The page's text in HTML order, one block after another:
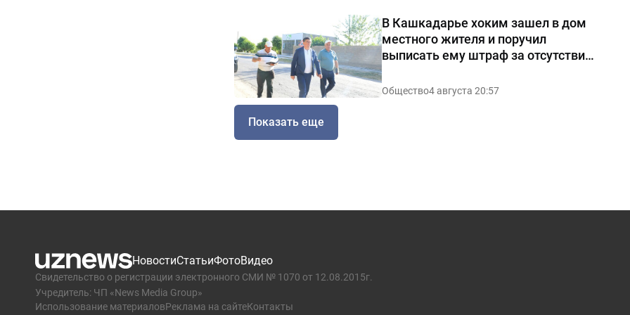
В Кашкадарье хоким зашел в дом
местного жителя и поручил
выписать ему штраф за отсутствие
чистоты — видео
Общество4 августа 20:57
Показать еще
НовостиСтатьиФотоВидео
Свидетельство о регистрации электронного СМИ № 1070 от 12.08.2015г.
Учредитель: ЧП «News Media Group»
Использование материаловРеклама на сайтеКонтакты